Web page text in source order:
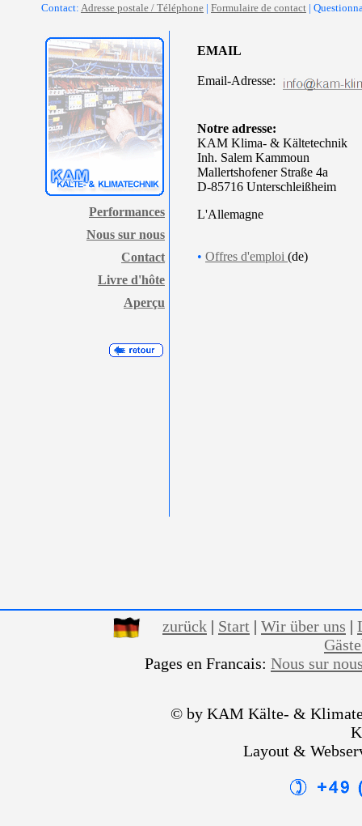
Contact: Adresse postale / Téléphone | Formulaire de contact |
Performances
Nous sur nous
Contact
Livre d'hôte
Aperçu
EMAIL
Email-Adresse:
Notre adresse:
KAM Klima- & Kältetechnik
Inh. Salem Kammoun
Mallertshofener Straße 4a
D-85716 Unterschleißheim
L'Allemagne
• Offres d'emploi (de)
zurück | Start | Wir über uns |
Pages en Francais: Nous sur
© by KAM Kälte- &
Layout &